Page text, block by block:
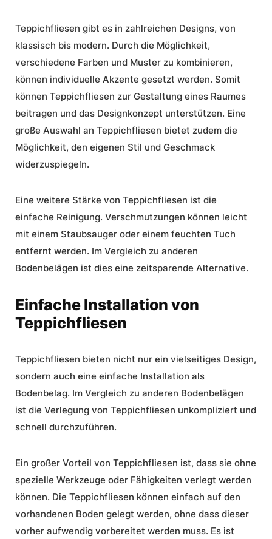
Teppichfliesen gibt es in zahlreichen Designs, von
klassisch bis modern. Durch die Möglichkeit,
verschiedene Farben und Muster zu kombinieren,
können individuelle Akzente gesetzt werden. Somit
können Teppichfliesen zur Gestaltung eines Raumes
beitragen und das Designkonzept unterstützen. Eine
große Auswahl an Teppichfliesen bietet zudem die
Möglichkeit, den eigenen Stil und Geschmack
widerzuspiegeln.
Eine weitere Stärke von Teppichfliesen ist die
einfache Reinigung. Verschmutzungen können leicht
mit einem Staubsauger oder einem feuchten Tuch
entfernt werden. Im Vergleich zu anderen
Bodenbelägen ist dies eine zeitsparende Alternative.
Einfache Installation von
Teppichfliesen
Teppichfliesen bieten nicht nur ein vielseitiges Design,
sondern auch eine einfache Installation als
Bodenbelag. Im Vergleich zu anderen Bodenbelägen
ist die Verlegung von Teppichfliesen unkompliziert und
schnell durchzuführen.
Ein großer Vorteil von Teppichfliesen ist, dass sie ohne
spezielle Werkzeuge oder Fähigkeiten verlegt werden
können. Die Teppichfliesen können einfach auf den
vorhandenen Boden gelegt werden, ohne dass dieser
vorher aufwendig vorbereitet werden muss. Es ist